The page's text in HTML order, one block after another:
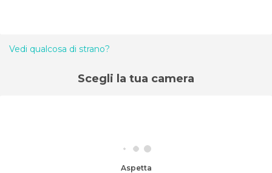
Vedi qualcosa di strano?
Scegli la tua camera
Aspetta